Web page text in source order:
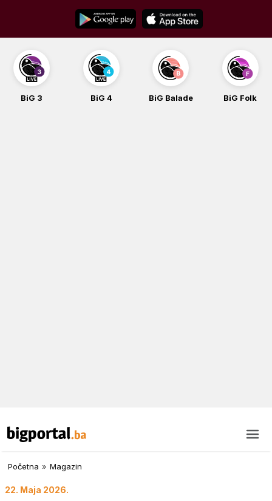
content
BiG 4 BiG Balade BiG Folk BiG iG
Početna » Magazin
22. Maja 2026.